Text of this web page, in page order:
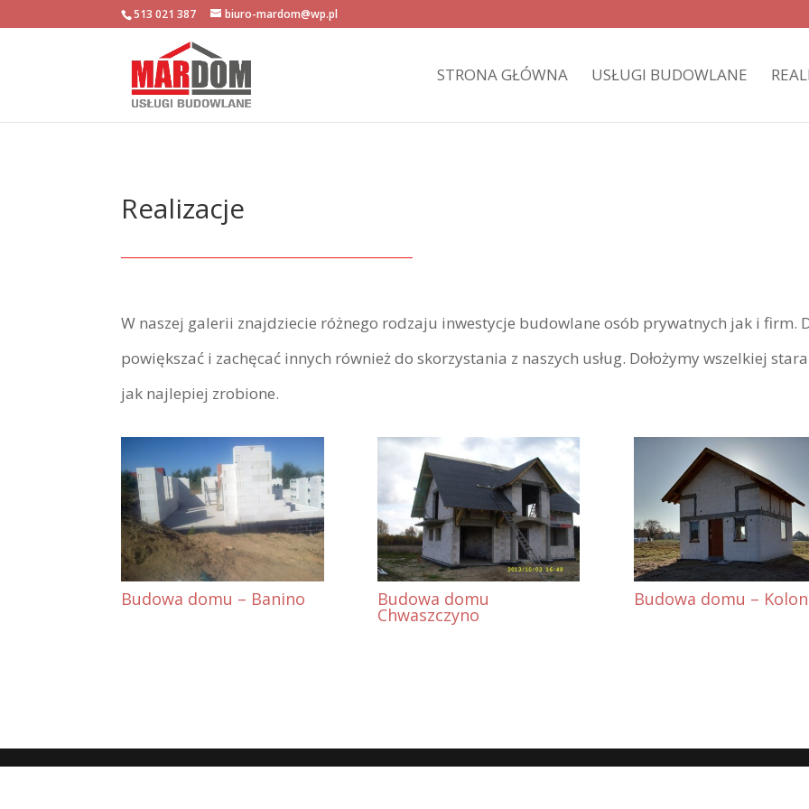
513 021 387 biuro-mardom@wp.pl
STRONA GŁÓWNA USŁUGI BUDOWLANE
Realizacje
W naszej galerii znajdziecie różnego rodzaju inwestycje budowlane osób prywatnych jak i firm.
powiększać i zachęcać innych również do skorzystania z naszych usług. Dołożymy wszelkiej
jak najlepiej zrobione.
Budowa domu – Banino Budowa domu
Chwaszczyno
Budowa domu –